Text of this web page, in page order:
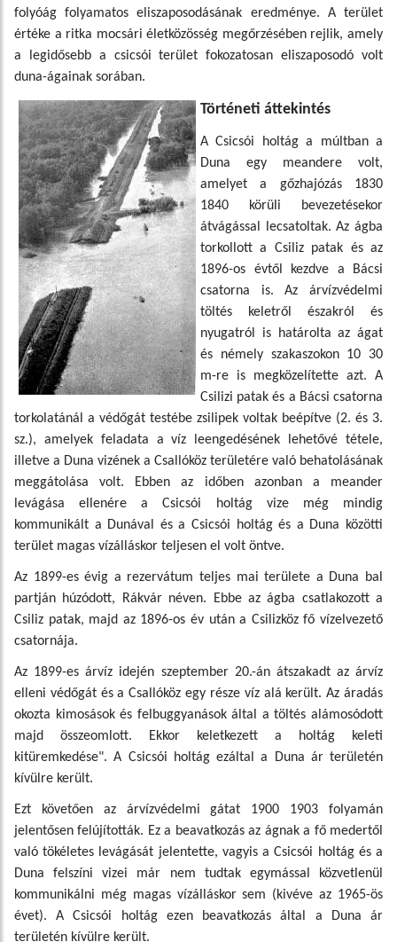
folyóág folyamatos eliszaposodásának eredménye. A terület
értéke a ritka mocsári életközösség megőrzésében rejlik, amely
a legidősebb a csicsói terület fokozatosan eliszaposodó volt
duna-ágainak sorában.
Történeti áttekintés
A Csicsói holtág a múltban a
Duna egy meandere volt,
amelyet a gőzhajózás 1830
1840 körüli bevezetésekor
átvágással lecsatoltak. Az ágba
torkollott a Csiliz patak és az
1896-os évtől kezdve a Bácsi
csatorna is. Az árvízvédelmi
töltés keletről északról és
nyugatról is határolta az ágat
és némely szakaszokon 10 30
m-re is megközelítette azt. A
Csilizi patak és a Bácsi csatorna
torkolatánál a védőgát testébe zsilipek voltak beépítve (2. és 3.
sz.), amelyek feladata a víz leengedésének lehetővé tétele,
illetve a Duna vizének a Csallóköz területére való behatolásának
meggátolása volt. Ebben az időben azonban a meander
levágása ellenére a Csicsói holtág vize még mindig
kommunikált a Dunával és a Csicsói holtág és a Duna közötti
terület magas vízálláskor teljesen el volt öntve.
Az 1899-es évig a rezervátum teljes mai területe a Duna bal
partján húzódott, Rákvár néven. Ebbe az ágba csatlakozott a
Csiliz patak, majd az 1896-os év után a Csilizköz fő vízelvezető
csatornája.
Az 1899-es árvíz idején szeptember 20.-án átszakadt az árvíz
elleni védőgát és a Csallóköz egy része víz alá került. Az áradás
okozta kimosások és felbuggyanások által a töltés alámosódott
majd összeomlott. Ekkor keletkezett a holtág keleti
kitüremkedése". A Csicsói holtág ezáltal a Duna ár területén
kívülre került.
Ezt követően az árvízvédelmi gátat 1900 1903 folyamán
jelentősen felújították. Ez a beavatkozás az ágnak a fő medertől
való tökéletes levágását jelentette, vagyis a Csicsói holtág és a
Duna felszíni vizei már nem tudtak egymással közvetlenül
kommunikálni még magas vízálláskor sem (kivéve az 1965-ös
évet). A Csicsói holtág ezen beavatkozás által a Duna ár
területén kívülre került.